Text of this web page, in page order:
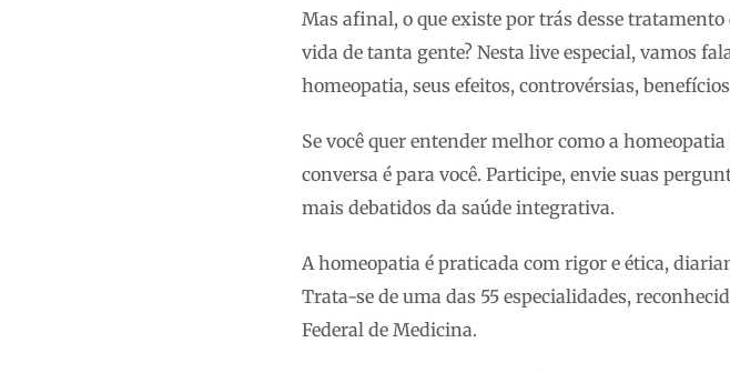
Mas afinal, o que existe por trás desse
vida de tanta gente? Nesta live especial, vamos
homeopatia, seus efeitos, controvérsias,
Se você quer entender melhor como a
conversa é para você. Participe, envie suas
mais debatidos da saúde integrativa.
A homeopatia é praticada com rigor e ética,
Trata-se de uma das 55 especialidades,
Federal de Medicina.